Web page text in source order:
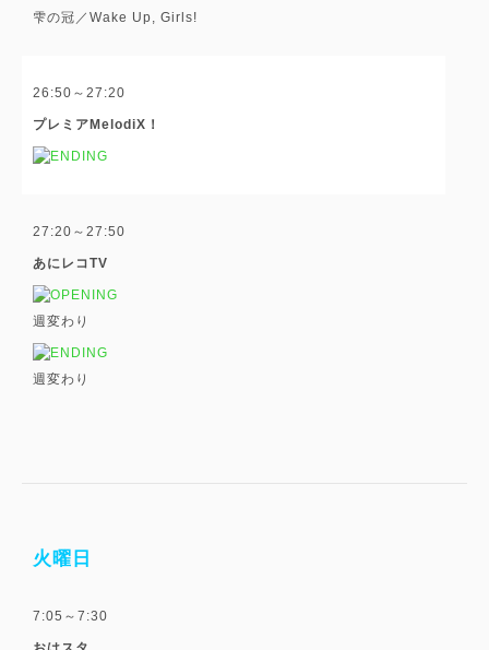
雫の冠／Wake Up, Girls!
26:50～27:20
プレミアMelodiX！
27:20～27:50
あにレコTV
週変わり
週変わり
火曜日
7:05～7:30